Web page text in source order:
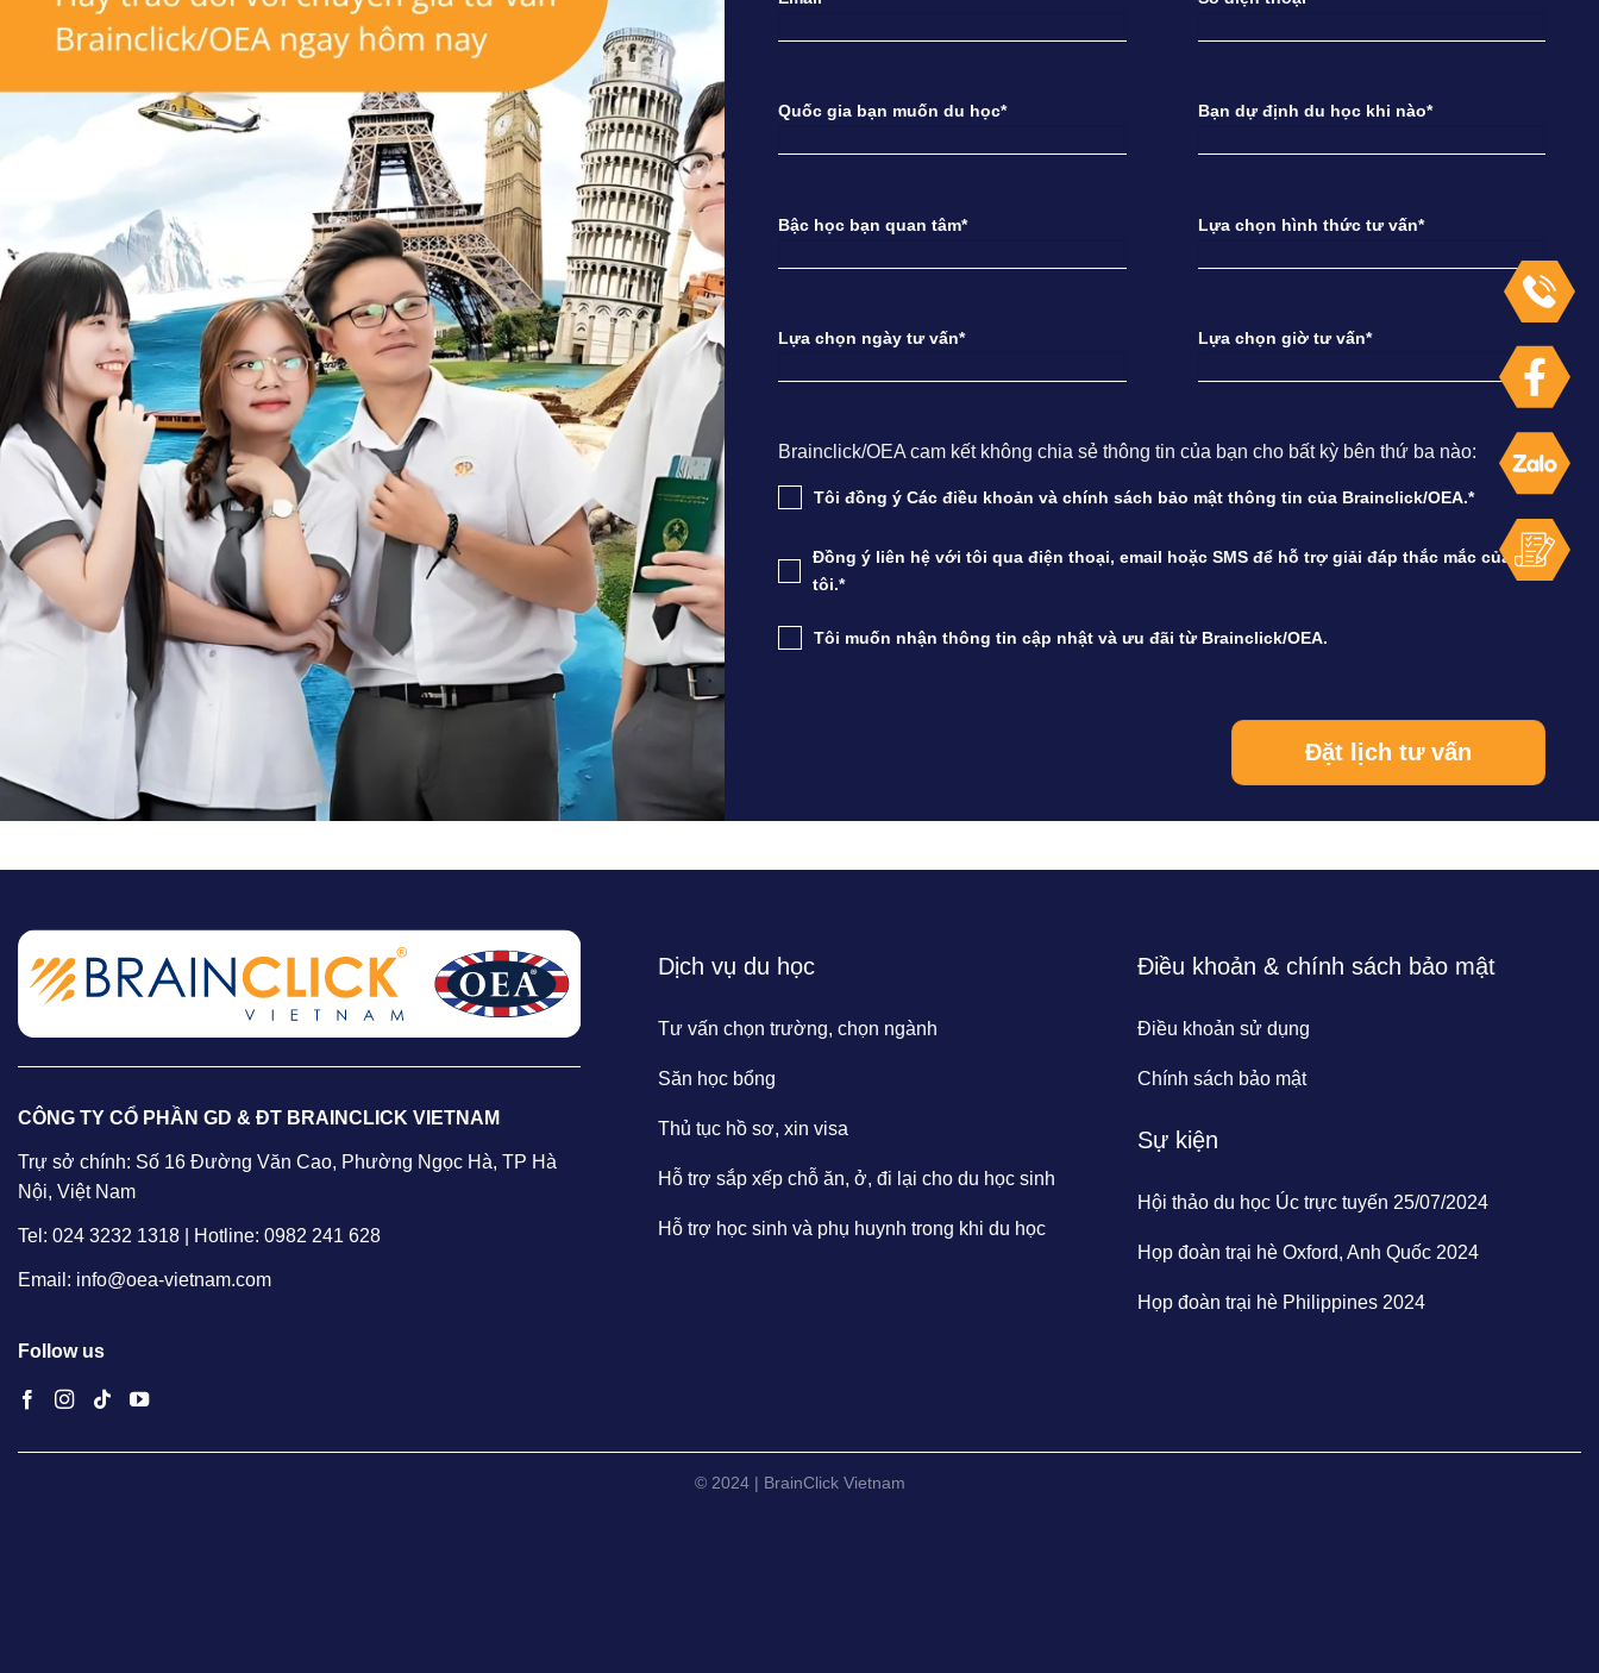
Quốc gia bạn muốn du học* Bạn dự định du học khi nào*
Bậc học bạn quan tâm* Lựa chọn hình thức tư vấn*
Lựa chọn ngày tư vấn* Lựa chọn giờ tư vấn*
Brainclick/OEA cam kết không chia sẻ thông tin của bạn cho bất kỳ bên thứ ba nào:
Tôi đồng ý Các điều khoản và chính sách bảo mật thông tin của Brainclick/OEA.*
Đồng ý liên hệ với tôi qua điện thoại, email hoặc SMS để hỗ trợ giải đáp thắc mắc của
tôi.*
Tôi muốn nhận thông tin cập nhật và ưu đãi từ Brainclick/OEA.
CÔNG TY CỔ PHẦN GD & ĐT BRAINCLICK VIETNAM
Trự sở chính: Số 16 Đường Văn Cao, Phường Ngọc Hà, TP Hà
Nội, Việt Nam
Tel: 024 3232 1318 | Hotline: 0982 241 628
Email: info@oea-vietnam.com
Follow us
Dịch vụ du học
Tư vấn chọn trường, chọn ngành
Săn học bổng
Thủ tục hồ sơ, xin visa
Hỗ trợ sắp xếp chỗ ăn, ở, đi lại cho du học sinh
Hỗ trợ học sinh và phụ huynh trong khi du học
Điều khoản & chính sách bảo mật
Điều khoản sử dụng
Chính sách bảo mật
Sự kiện
Hội thảo du học Úc trực tuyến 25/07/2024
Họp đoàn trại hè Oxford, Anh Quốc 2024
Họp đoàn trại hè Philippines 2024
© 2024 | BrainClick Vietnam